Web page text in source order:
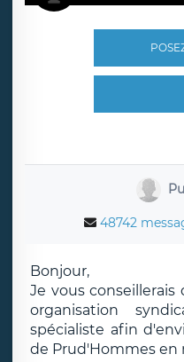
48742
Bonjour,
Je vous
organisation
spécialiste afin
de Prud'Hommes en